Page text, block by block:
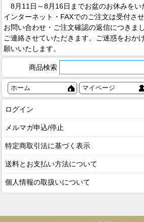
8月11日～8月16日までお盆のお休みをい
インターネット・FAXでのご注文は受付さ
お問い合わせ・ご注文確認の返信につきま
ご連絡させていただきます。ご迷惑をおか
願いいたします。
商品検索
ホーム マイページ
ログイン
メルマガ申込/停止
特定商取引法に基づく表示
送料とお支払い方法について
個人情報の取扱いについて